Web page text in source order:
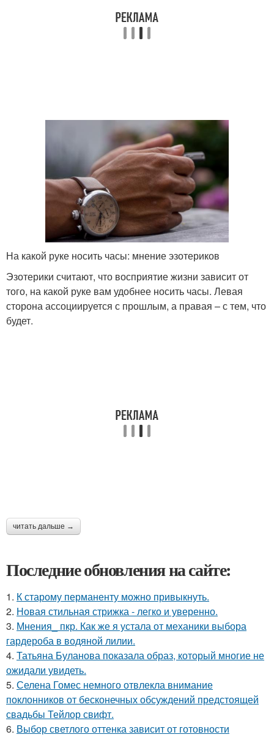
На какой руке носить часы: мнение эзотериков
Эзотерики считают, что восприятие жизни зависит от
того, на какой руке вам удобнее носить часы. Левая
сторона ассоциируется с прошлым, а правая – с тем, что
будет.
читать дальше →
Последние обновления на сайте:
1. К старому перманенту можно привыкнуть.
2. Новая стильная стрижка - легко и уверенно.
3. Мнения_ пкр. Как же я устала от механики выбора
гардероба в водяной лилии.
4. Татьяна Буланова показала образ, который многие не
ожидали увидеть.
5. Селена Гомес немного отвлекла внимание
поклонников от бесконечных обсуждений предстоящей
свадьбы Тейлор свифт.
6. Выбор светлого оттенка зависит от готовности